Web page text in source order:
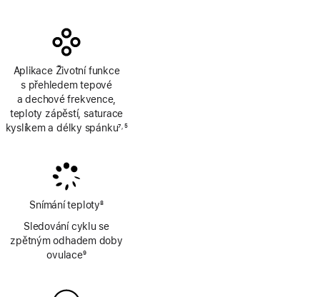
Aplikace Životní funkce
s přehledem tepové
a dechové frekvence,
teploty zápěstí, saturace
kyslíkem a délky spánku7 5
Snímání teploty
Poznámka
8
Sledování cyklu se
zpětným odhadem doby
ovulace9